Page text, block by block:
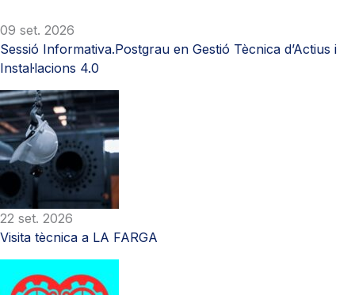
09 set. 2026
Sessió Informativa.Postgrau en Gestió Tècnica d’Actius i
Instal·lacions 4.0
22 set. 2026
Visita tècnica a LA FARGA